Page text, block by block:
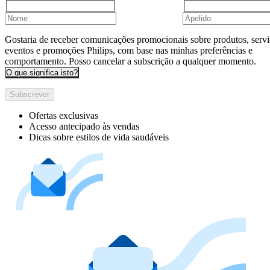
Gostaria de receber comunicações promocionais sobre produtos,
eventos e promoções Philips, com base nas minhas preferências e
comportamento. Posso cancelar a subscrição a qualquer momento.
O que significa isto?
Subscrever
Ofertas exclusivas
Acesso antecipado às vendas
Dicas sobre estilos de vida saudáveis